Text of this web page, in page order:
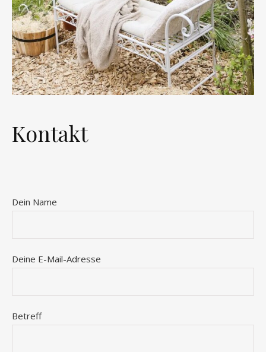
Kontakt
Dein Name
Deine E-Mail-Adresse
Betreff